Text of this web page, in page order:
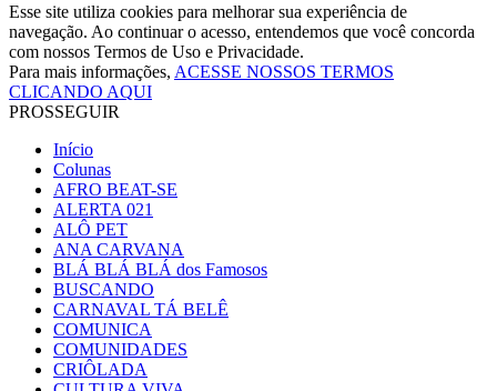
Esse site utiliza cookies para melhorar sua experiência de
navegação. Ao continuar o acesso, entendemos que você concorda
com nossos Termos de Uso e Privacidade.
Para mais informações, ACESSE NOSSOS TERMOS
CLICANDO AQUI
PROSSEGUIR
Início
Colunas
AFRO BEAT-SE
ALERTA 021
ALÔ PET
ANA CARVANA
BLÁ BLÁ BLÁ dos Famosos
BUSCANDO
CARNAVAL TÁ BELÊ
COMUNICA
COMUNIDADES
CRIÔLADA